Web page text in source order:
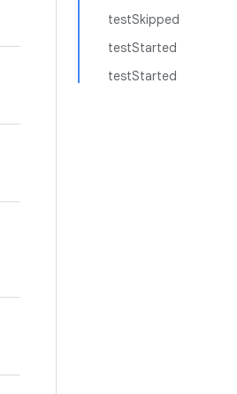
testSkipped
testStarted
testStarted